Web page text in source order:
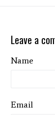
Leave a
Name
Email